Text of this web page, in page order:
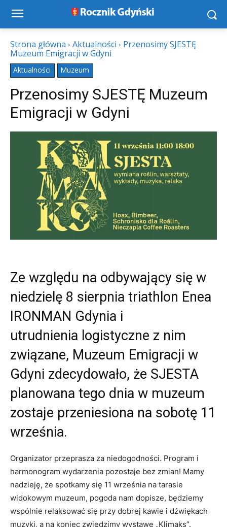
Strona główna Aktualności
Przenosimy SJESTĘ
Muzeum Emigracji w Gdyni
Aktualności Muzeum
Przenosimy SJESTĘ Muzeum
Emigracji w Gdyni
Ze względu na odbywający się w
niedzielę 8 sierpnia triathlon Enea
IRONMAN Gdynia i
utrudnienia logistyczne z nim
związane, Muzeum Emigracji w
Gdyni zdecydowało, że SJESTA
planowana tego dnia w muzeum
zostaje przeniesiona na sobotę 11
września.
Organizator przeprasza za niedogodności. Program i
harmonogram wydarzenia pozostaje bez zmian! Mamy
nadzieję, że spotkamy się 11 września na tarasie
widokowym muzeum, pogoda nam dopisze, będziemy
wspólnie relaksować się przy dobrej kawie i dźwiękach
muzyki, a na koniec zwiedzimy wystawę „Klimaks”.